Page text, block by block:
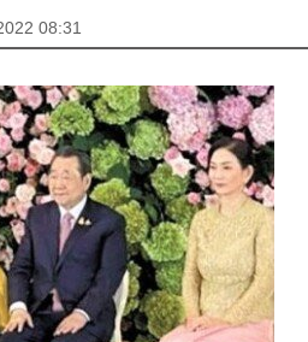
08:31